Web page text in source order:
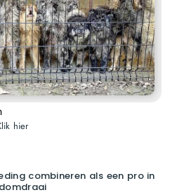
hier
combineren als een pro in